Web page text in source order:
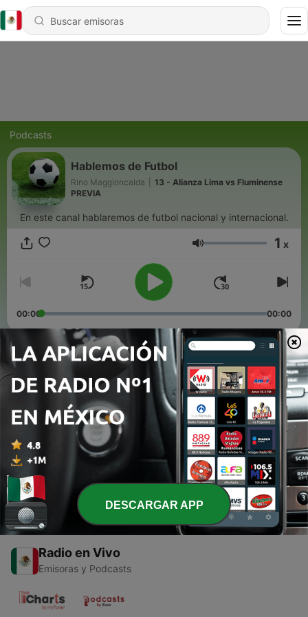
Podcasts
Hablemos de Futbol
Rino Maggioncalda
13 - Alianza Lima vs Fluminense
PREVIA
En este canal hablaremos de futbol nacional y internacional.
Volumen 1 x
00:00 00:00
Episodios
Alianza Lima vs Fluminense PREVIA
03 abr. 2024
12 - Universitario vs LDU QUITO PREVIA
02 abr. 2024
Radio en Vivo
Emisoras y Podcasts
DESCARGAR APP